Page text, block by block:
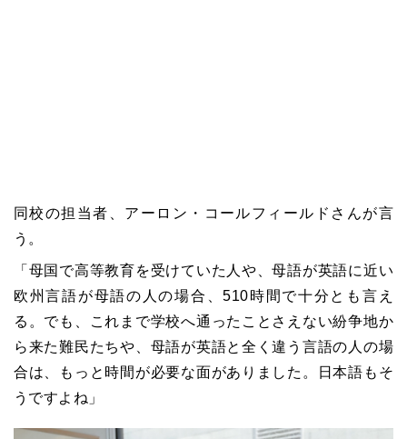
同校の担当者、アーロン・コールフィールドさんが言
う。
「母国で高等教育を受けていた人や、母語が英語に近い
欧州言語が母語の人の場合、510時間で十分とも言え
る。でも、これまで学校へ通ったことさえない紛争地か
ら来た難民たちや、母語が英語と全く違う言語の人の場
合は、もっと時間が必要な面がありました。日本語もそ
うですよね」